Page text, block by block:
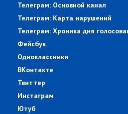
Телеграм: Основной канал
Телеграм: Карта нарушений
Телеграм: Хроника дня
Фейсбук
Одноклассники
ВКонтакте
Твиттер
Инстаграм
Ютуб